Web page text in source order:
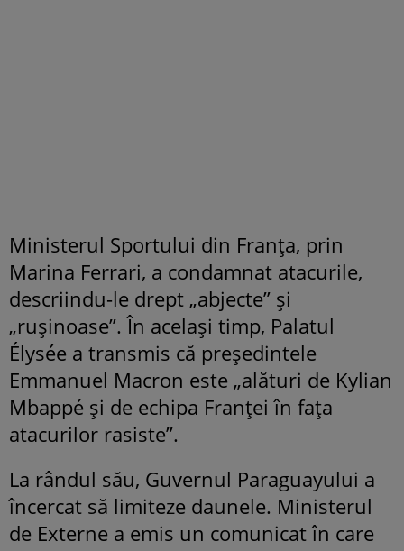
Ministerul Sportului din Franța, prin
Marina Ferrari, a condamnat atacurile,
descriindu-le drept „abjecte” și
„rușinoase”. În același timp, Palatul
Élysée a transmis că președintele
Emmanuel Macron este „alături de Kylian
Mbappé și de echipa Franței în fața
atacurilor rasiste”.
La rândul său, Guvernul Paraguayului a
încercat să limiteze daunele. Ministerul
de Externe a emis un comunicat în care